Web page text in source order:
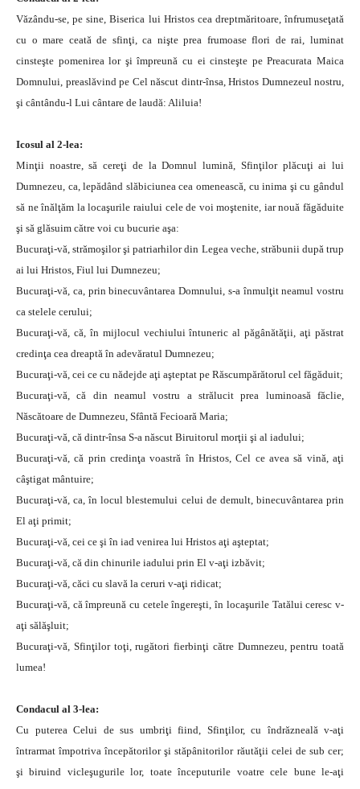
Văzându-se, pe sine, Biserica lui Hristos cea dreptmăritoare, înfrumuseţată
cu o mare ceată de sfinţi, ca nişte prea frumoase flori de rai, luminat
cinsteşte pomenirea lor şi împreună cu ei cinsteşte pe Preacurata Maica
Domnului, preaslăvind pe Cel născut dintr-însa, Hristos Dumnezeul nostru,
şi cântându-l Lui cântare de laudă: Aliluia!
Icosul al 2-lea:
Minţii noastre, să cereţi de la Domnul lumină, Sfinţilor plăcuţi ai lui
Dumnezeu, ca, lepădând slăbiciunea cea omenească, cu inima şi cu gândul
să ne înălţăm la locaşurile raiului cele de voi moştenite, iar nouă făgăduite
şi să glăsuim către voi cu bucurie aşa:
Bucuraţi-vă, strămoşilor şi patriarhilor din Legea veche, străbunii după trup
ai lui Hristos, Fiul lui Dumnezeu;
Bucuraţi-vă, ca, prin binecuvântarea Domnului, s-a înmulţit neamul vostru
ca stelele cerului;
Bucuraţi-vă, că, în mijlocul vechiului întuneric al păgânătăţii, aţi păstrat
credinţa cea dreaptă în adevăratul Dumnezeu;
Bucuraţi-vă, cei ce cu nădejde aţi aşteptat pe Răscumpărătorul cel făgăduit;
Bucuraţi-vă, că din neamul vostru a strălucit prea luminoasă făclie,
Născătoare de Dumnezeu, Sfântă Fecioară Maria;
Bucuraţi-vă, că dintr-însa S-a născut Biruitorul morţii şi al iadului;
Bucuraţi-vă, că prin credinţa voastră în Hristos, Cel ce avea să vină, aţi
câştigat mântuire;
Bucuraţi-vă, ca, în locul blestemului celui de demult, binecuvântarea prin
El aţi primit;
Bucuraţi-vă, cei ce şi în iad venirea lui Hristos aţi aşteptat;
Bucuraţi-vă, că din chinurile iadului prin El v-aţi izbăvit;
Bucuraţi-vă, căci cu slavă la ceruri v-aţi ridicat;
Bucuraţi-vă, că împreună cu cetele îngereşti, în locaşurile Tatălui ceresc v-
aţi sălăşluit;
Bucuraţi-vă, Sfinţilor toţi, rugători fierbinţi către Dumnezeu, pentru toată
lumea!
Condacul al 3-lea:
Cu puterea Celui de sus umbriţi fiind, Sfinţilor, cu îndrăzneală v-aţi
întrarmat împotriva începătorilor şi stăpânitorilor răutăţii celei de sub cer;
şi biruind vicleşugurile lor, toate începuturile voatre cele bune le-aţi